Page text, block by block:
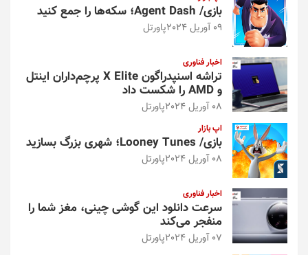
بازی/ Agent Dash؛ سکه‌ها را جمع کنید
09 آوریل 2024 پاورتل
اخبار فناوری
تراشه اسنپدراگون X Elite پرچم‌داران اینتل
و AMD را شکست داد
08 آوریل 2024 پاورتل
اپ بازار
بازی/ Looney Tunes؛ شهری بزرگ بسازید
08 آوریل 2024 پاورتل
اخبار فناوری
سرعت دانلود این گوشی چینی، مغز شما را
منفجر می‌کند
07 آوریل 2024 پاورتل